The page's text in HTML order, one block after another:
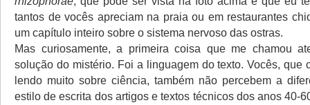
tantos de vocês apreciam na praia ou em restaurantes
um capítulo inteiro sobre o sistema nervoso das ostras.
Mas curiosamente, a primeira coisa que me chamou
solução do mistério. Foi a linguagem do texto. Vocês, que
lendo muito sobre ciência, também não percebem a
estilo de escrita dos artigos e textos técnicos dos anos 40-